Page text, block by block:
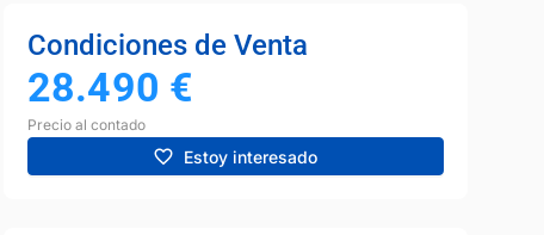
Condiciones de Venta
28.490 €
Precio al contado
Estoy interesado